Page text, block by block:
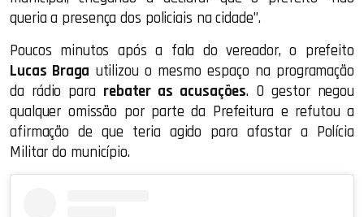
queria a presença dos policiais na cidade”.
Poucos minutos após a fala do vereador, o prefeito
Lucas Braga utilizou o mesmo espaço na programação
da rádio para rebater as acusações. O gestor negou
qualquer omissão por parte da Prefeitura e refutou a
afirmação de que teria agido para afastar a Polícia
Militar do município.